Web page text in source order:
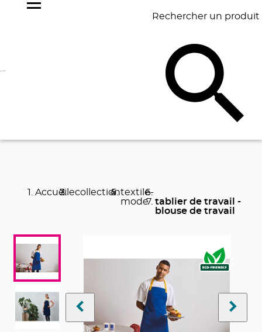
Rechercher un produit
BAGAGERIE BUREAU
Accueil ecollectiontextile-
mode
tablier de travail -
blouse de travail